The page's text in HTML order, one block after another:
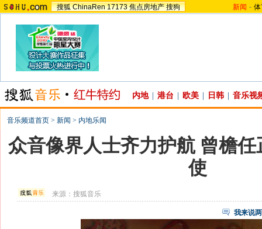
搜狐 ChinaRen 17173 焦点房地产 搜狗 新闻 -
内地 港台 欧美 日韩 音乐视
音乐频道首页 > 新闻 > 内地乐闻
众音像界人士齐力护航 曾檐
使
来源：搜狐音乐
我来说